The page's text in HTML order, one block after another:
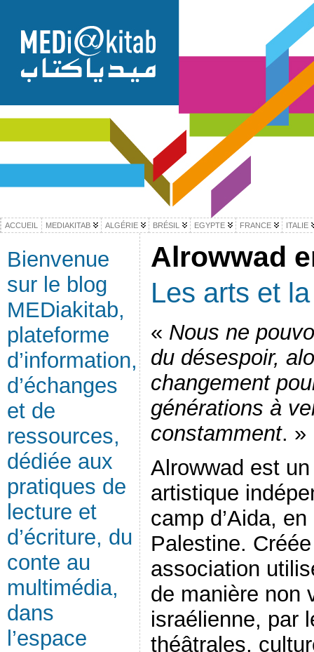
ACCUEIL MEDIAKITAB ALGÉRIE BRÉSIL EGYPTE FRANCE ITALIE
Bienvenue
sur le blog
MEDiakitab,
plateforme
d’information,
d’échanges
et de
ressources,
dédiée aux
pratiques de
lecture et
d’écriture, du
conte au
multimédia,
dans
l’espace
Alrowwad
Les arts et
« Nous ne
du désespoir,
changement
générations à
constamment. »
Alrowwad est
artistique
camp d’Aida,
Palestine.
association
de manière non
israélienne, par
théâtrales,